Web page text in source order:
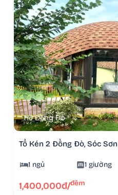
Hồ Đồng Đò
Tổ Kén 2 Đồng Đò, Sóc Sơn
1 ngủ 1 giường
1,400,000đ/đêm